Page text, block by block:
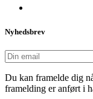
Nyhedsbrev
Du kan framelde dig
framelding er anført i